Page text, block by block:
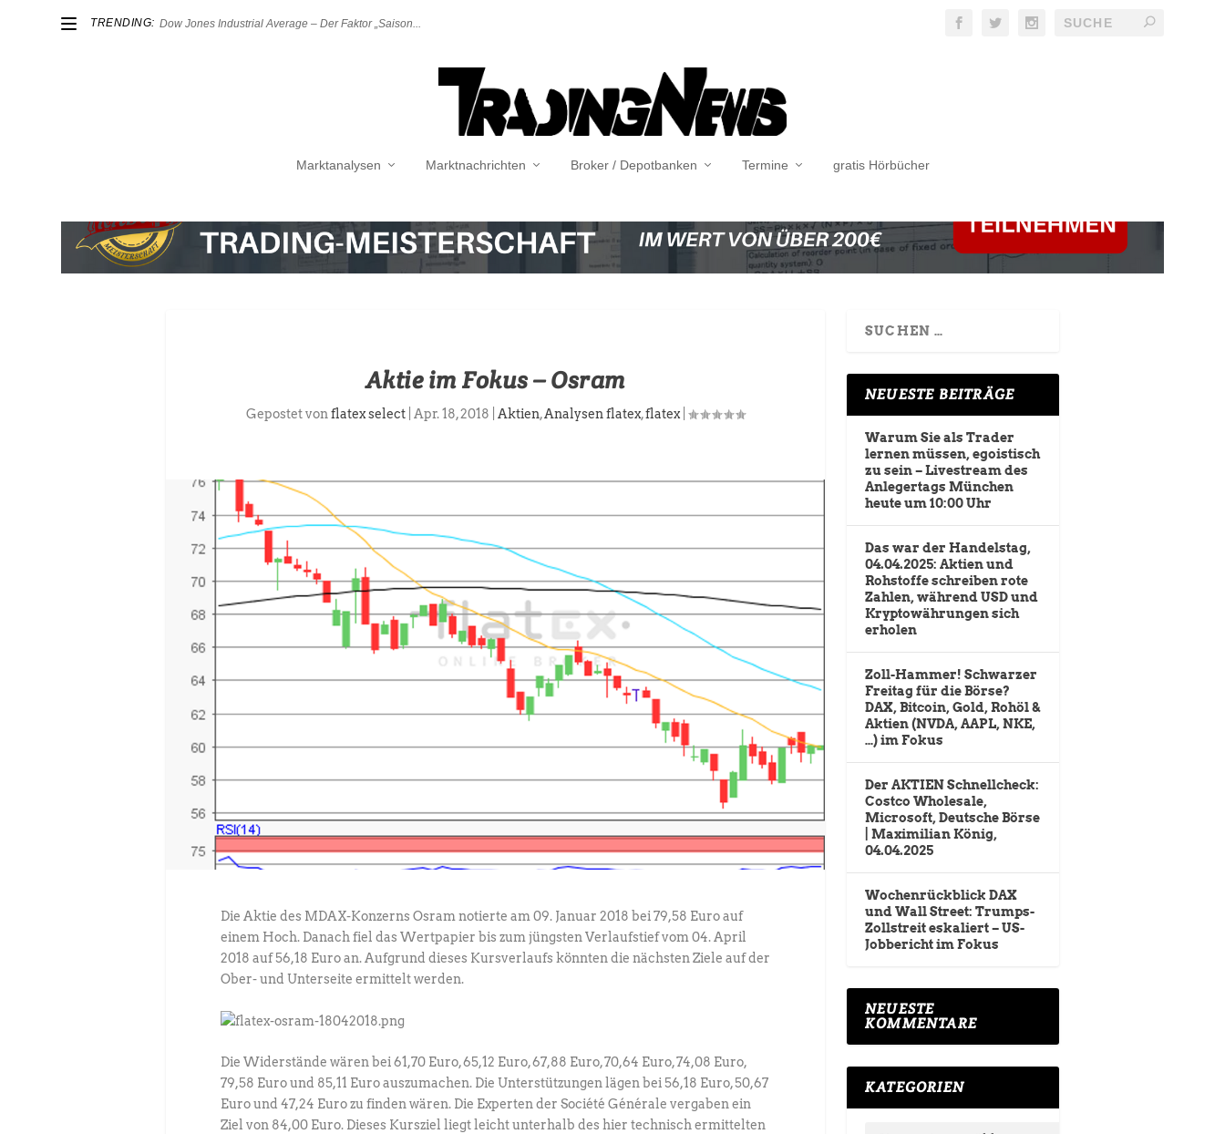
TRENDING: Dow Jones Industrial Average – Der Faktor „Saison...
Marktanalysen Marktnachrichten Broker / Depotbanken Termine gratis Hörbücher
Aktie im Fokus – Osram
Gepostet von flatex select Apr. 18, 2018 Aktien,Analysen flatex,flatex
Die Aktie des MDAX-Konzerns Osram notierte am 09. Januar 2018 bei 79,58 Euro auf
einem Hoch. Danach fiel das Wertpapier bis zum jüngsten Verlaufstief vom 04. April
2018 auf 56,18 Euro an. Aufgrund dieses Kursverlaufs könnten die nächsten Ziele auf der
Ober- und Unterseite ermittelt werden.
Die Widerstände wären bei 61,70 Euro, 65,12 Euro, 67,88 Euro, 70,64 Euro, 74,08 Euro,
79,58 Euro und 85,11 Euro auszumachen. Die Unterstützungen lägen bei 56,18 Euro, 50,67
Euro und 47,24 Euro zu finden wären. Die Experten der Société Générale vergaben ein
Ziel von 84,00 Euro. Dieses Kursziel liegt leicht unterhalb des hier technisch ermittelten
NEUESTE BEITRÄGE
Warum Sie als Trader
lernen müssen, egoistisch
zu sein – Livestream des
Anlegertags München
heute um 10:00 Uhr
Das war der Handelstag,
04.04.2025: Aktien und
Rohstoffe schreiben rote
Zahlen, während USD und
Kryptowährungen sich
erholen
Zoll-Hammer! Schwarzer
Freitag für die Börse?
DAX, Bitcoin, Gold, Rohöl &
Aktien (NVDA, AAPL, NKE,
…) im Fokus
Der AKTIEN Schnellcheck:
Costco Wholesale,
Microsoft, Deutsche Börse
| Maximilian König,
04.04.2025
Wochenrückblick DAX
und Wall Street: Trumps-
Zollstreit eskaliert – US-
Jobbericht im Fokus
NEUESTE
KOMMENTARE
KATEGORIEN